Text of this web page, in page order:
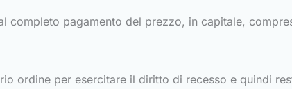
pagamento del prezzo, in capitale,
ordine per esercitare il diritto di recesso e quindi